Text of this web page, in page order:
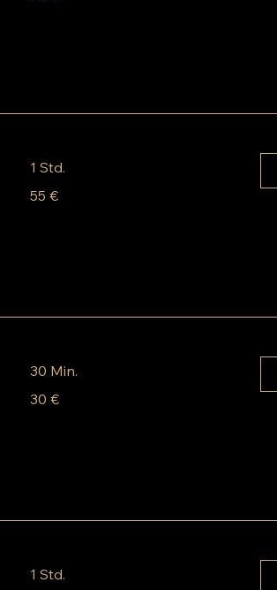
1 Std.
Euro
55 €
30 Min.
Euro
30 €
1 Std.